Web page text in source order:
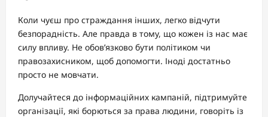
Коли чуєш про страждання інших, легко відчути
безпорадність. Але правда в тому, що кожен із нас має
силу впливу. Не обов’язково бути політиком чи
правозахисником, щоб допомогти. Іноді достатньо
просто не мовчати.
Долучайтеся до інформаційних кампаній, підтримуйте
організації, які борються за права людини, говоріть із